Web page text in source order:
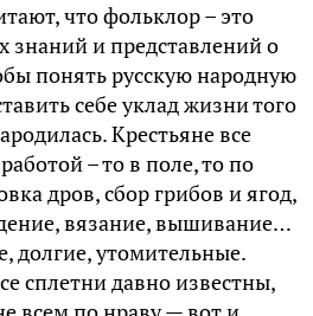
что фольклор – это
и представлений о
понять русскую народную
себе уклад жизни того
Крестьяне все
– то в поле, то по
дров, сбор грибов и ягод,
вязание, вышивание…
долгие, утомительные.
сплетни давно известны,